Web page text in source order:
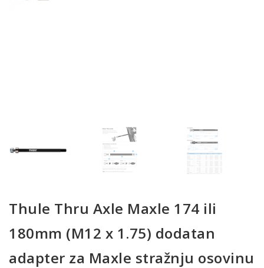
Thule Thru Axle Maxle 174 ili
180mm (M12 x 1.75) dodatan
adapter za Maxle stražnju osovinu